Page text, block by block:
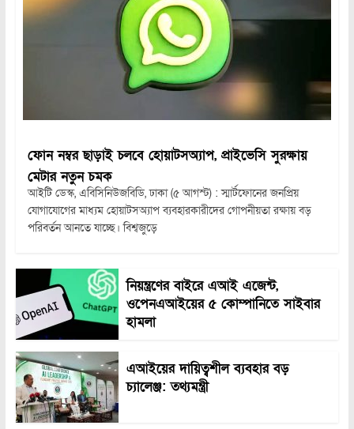
ফোন নম্বর ছাড়াই চলবে হোয়াটসঅ্যাপ, প্রাইভেসি সুরক্ষায়
মেটার নতুন চমক
আইটি ডেস্ক, এবিসিনিউজবিডি, ঢাকা (৫ আগস্ট) : স্মার্টফোনের জনপ্রিয়
যোগাযোগের মাধ্যম হোয়াটসঅ্যাপ ব্যবহারকারীদের গোপনীয়তা রক্ষায় বড়
পরিবর্তন আনতে যাচ্ছে। বিশ্বজুড়ে
নিয়ন্ত্রণের বাইরে এআই এজেন্ট,
ওপেনএআইয়ের ৫ কোম্পানিতে সাইবার
হামলা
এআইয়ের দায়িত্বশীল ব্যবহার বড়
চ্যালেঞ্জ: তথ্যমন্ত্রী